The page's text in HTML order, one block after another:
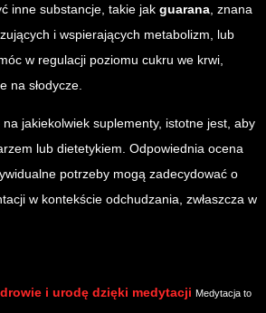
inne substancje, takie jak guarana , znana
i wspierających metabolizm, lub
w regulacji poziomu cukru we krwi,
na słodycze.
jakiekolwiek suplementy, istotne jest, aby
lub dietetykiem. Odpowiednia ocena
potrzeby mogą zadecydować o
w kontekście odchudzania, zwłaszcza w
i urodę dzięki medytacji Medytacja to